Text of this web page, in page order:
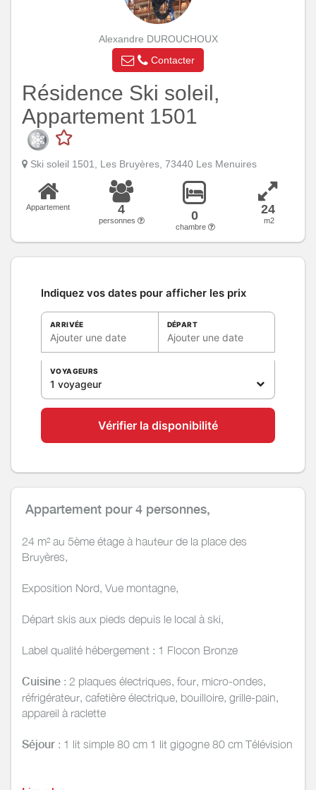
Alexandre DUROUCHOUX
Contacter
Résidence Ski soleil,
Appartement 1501
Ski soleil 1501, Les Bruyères, 73440 Les Menuires
Appartement 4
personnes 0
chambre
24
m2
Indiquez vos dates pour afficher les prix
ARRIVÉE
Ajouter une date
DÉPART
Ajouter une date
VOYAGEURS
1 voyageur
Vérifier la disponibilité
Appartement pour4 personnes,
24 m² au 5ème étage à hauteur de la place des
Bruyères,
Exposition Nord, Vue montagne,
Départ skis aux pieds depuis le local à ski,
Label qualité hébergement : 1 Flocon Bronze
Cuisine : 2 plaques électriques, four, micro-ondes,
réfrigérateur, cafetière électrique, bouilloire, grille-pain,
appareil à raclette
Séjour : 1 lit simple 80 cm 1 lit gigogne 80 cm Télévision